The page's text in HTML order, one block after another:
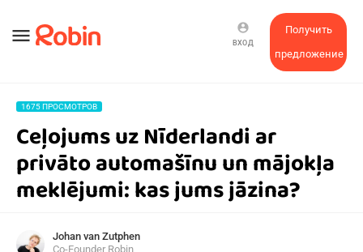
menu
Получить
предложение
account_circle
ВХОД
1675 ПРОСМОТРОВ
Ceļojums uz Nīderlandi ar
privāto automašīnu un mājokļa
meklējumi: kas jums jāzina?
Johan van Zutphen
Co-Founder Robin